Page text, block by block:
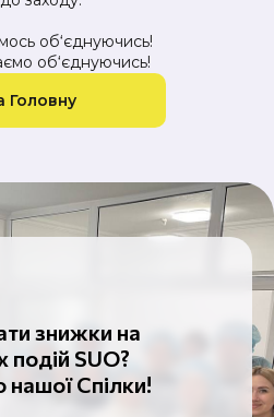
об‘єднуючись!
об‘єднуючись!
Головну
знижки на
подій SUO?
нашої Спілки!